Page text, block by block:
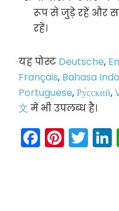
रूप से जुड़े रहें और
रहें।
यह पोस्ट Deutsche,
Français, Bahasa
Portuguese,Ру́сский,
文 में भी उपलब्ध है।